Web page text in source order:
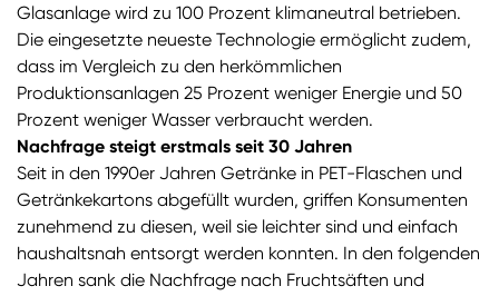
Glasanlage wird zu 100 Prozent klimaneutral betrieben.
Die eingesetzte neueste Technologie ermöglicht zudem,
dass im Vergleich zu den herkömmlichen
Produktionsanlagen 25 Prozent weniger Energie und 50
Prozent weniger Wasser verbraucht werden.
Nachfrage steigt erstmals seit 30 Jahren
Seit in den 1990er Jahren Getränke in PET-Flaschen und
Getränkekartons abgefüllt wurden, griffen Konsumenten
zunehmend zu diesen, weil sie leichter sind und einfach
haushaltsnah entsorgt werden konnten. In den folgenden
Jahren sank die Nachfrage nach Fruchtsäften und